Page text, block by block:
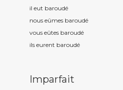
il eut baroudé
nous eûmes baroudé
vous eûtes baroudé
ils eurent baroudé
Imparfait